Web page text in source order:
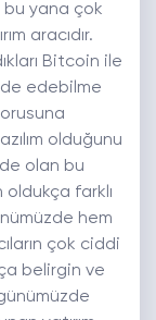
bu yana çok
aracıdır.
Bitcoin ile
edebilme
olduğunu
olan bu
farklı
hem
çok ciddi
belirgin ve